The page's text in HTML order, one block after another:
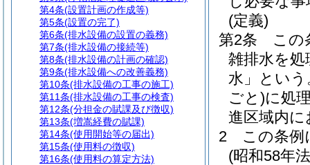
(定義)
第2条
この
雑排水を
水」という
ごと)に処
進区域内
2
この条例
(昭和58年
第4条(設置計画の作成等)
第5条(設置の完了)
第6条(排水設備の設置の義務)
第7条(排水設備の接続等)
第8条(排水設備の計画の確認)
第9条(排水設備への改善義務)
第10条(排水設備の工事の施工)
第11条(排水設備の工事の検査)
第12条(分担金の賦課及び徴収)
第13条(増嵩経費の賦課)
第14条(使用開始等の届出)
第15条(使用料の徴収)
第16条(使用料の算定方法)